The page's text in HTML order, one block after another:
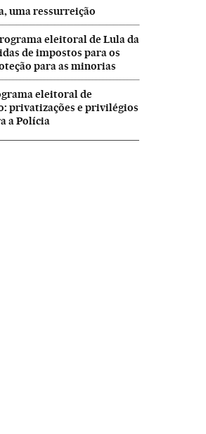
uma ressurreição
eleitoral de Lula da
de impostos para os
para as minorias
eleitoral de
privatizações e privilégios
a Polícia